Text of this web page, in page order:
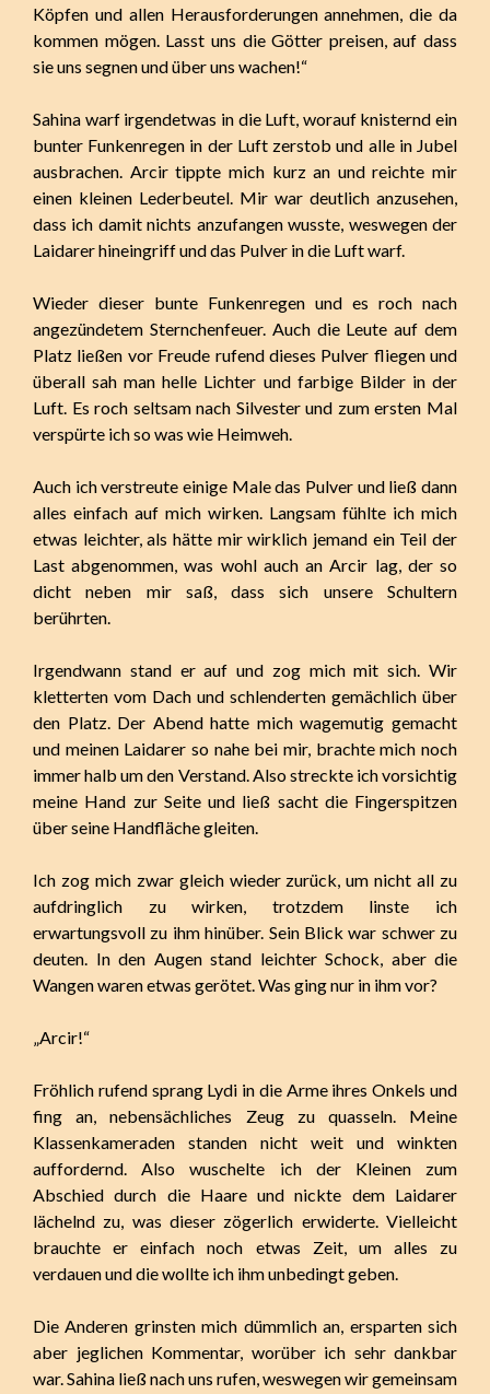
Köpfen und allen Herausforderungen annehmen, die da
kommen mögen. Lasst uns die Götter preisen, auf dass
sie uns segnen und über uns wachen!“
Sahina warf irgendetwas in die Luft, worauf knisternd ein
bunter Funkenregen in der Luft zerstob und alle in Jubel
ausbrachen. Arcir tippte mich kurz an und reichte mir
einen kleinen Lederbeutel. Mir war deutlich anzusehen,
dass ich damit nichts anzufangen wusste, weswegen der
Laidarer hineingriff und das Pulver in die Luft warf.
Wieder dieser bunte Funkenregen und es roch nach
angezündetem Sternchenfeuer. Auch die Leute auf dem
Platz ließen vor Freude rufend dieses Pulver fliegen und
überall sah man helle Lichter und farbige Bilder in der
Luft. Es roch seltsam nach Silvester und zum ersten Mal
verspürte ich so was wie Heimweh.
Auch ich verstreute einige Male das Pulver und ließ dann
alles einfach auf mich wirken. Langsam fühlte ich mich
etwas leichter, als hätte mir wirklich jemand ein Teil der
Last abgenommen, was wohl auch an Arcir lag, der so
dicht neben mir saß, dass sich unsere Schultern
berührten.
Irgendwann stand er auf und zog mich mit sich. Wir
kletterten vom Dach und schlenderten gemächlich über
den Platz. Der Abend hatte mich wagemutig gemacht
und meinen Laidarer so nahe bei mir, brachte mich noch
immer halb um den Verstand. Also streckte ich vorsichtig
meine Hand zur Seite und ließ sacht die Fingerspitzen
über seine Handfläche gleiten.
Ich zog mich zwar gleich wieder zurück, um nicht all zu
aufdringlich zu wirken, trotzdem linste ich
erwartungsvoll zu ihm hinüber. Sein Blick war schwer zu
deuten. In den Augen stand leichter Schock, aber die
Wangen waren etwas gerötet. Was ging nur in ihm vor?
„Arcir!“
Fröhlich rufend sprang Lydi in die Arme ihres Onkels und
fing an, nebensächliches Zeug zu quasseln. Meine
Klassenkameraden standen nicht weit und winkten
auffordernd. Also wuschelte ich der Kleinen zum
Abschied durch die Haare und nickte dem Laidarer
lächelnd zu, was dieser zögerlich erwiderte. Vielleicht
brauchte er einfach noch etwas Zeit, um alles zu
verdauen und die wollte ich ihm unbedingt geben.
Die Anderen grinsten mich dümmlich an, ersparten sich
aber jeglichen Kommentar, worüber ich sehr dankbar
war. Sahina ließ nach uns rufen, weswegen wir gemeinsam